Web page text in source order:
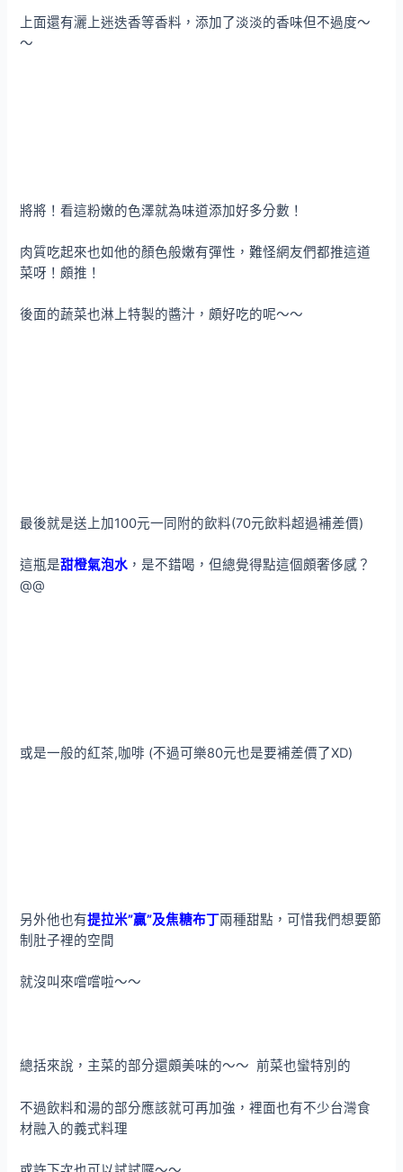
上面還有灑上迷迭香等香料，添加了淡淡的香味但不過度～
～
將將！看這粉嫩的色澤就為味道添加好多分數！
肉質吃起來也如他的顏色般嫩有彈性，難怪網友們都推這道
菜呀！頗推！
後面的蔬菜也淋上特製的醬汁，頗好吃的呢～～
最後就是送上加100元一同附的飲料(70元飲料超過補差價)
這瓶是甜橙氣泡水 ，是不錯喝，但總覺得點這個頗奢侈感？
@@
或是一般的紅茶,咖啡 (不過可樂80元也是要補差價了XD)
另外他也有提拉米”贏”及焦糖布丁兩種甜點，可惜我們想要節
制肚子裡的空間
就沒叫來嚐嚐啦～～
總括來說，主菜的部分還頗美味的～～ 前菜也蠻特別的
不過飲料和湯的部分應該就可再加強，裡面也有不少台灣食
材融入的義式料理